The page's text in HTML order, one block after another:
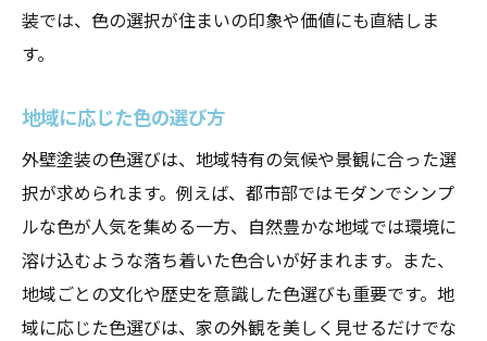
住まいの個性を引き出す色選び
周囲の環境にマッチする色
カラーパレットの作り方
色選びの成功例を参考にする
家の雰囲気を一新！外壁塗装のプロが教える色
選びの極意
プロが薦める色の組み合わせ
装では、色の選択が住まいの印象や価値にも直結しま
す。
地域に応じた色の選び方
外壁塗装の色選びは、地域特有の気候や景観に合った選
択が求められます。例えば、都市部ではモダンでシンプ
ルな色が人気を集める一方、自然豊かな地域では環境に
溶け込むような落ち着いた色合いが好まれます。また、
地域ごとの文化や歴史を意識した色選びも重要です。地
域に応じた色選びは、家の外観を美しく見せるだけでな